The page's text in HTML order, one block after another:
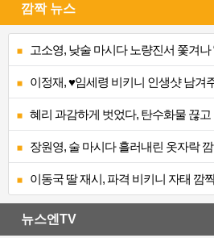
깜짝 뉴스
고소영, 낮술 마시다 노량진서 쫓겨나
이정재, ♥임세령 비키니 인생샷 남
혜리 과감하게 벗었다, 탄수화물 끊고
장원영, 술 마시다 흘러내린 옷자락
이동국 딸 재시, 파격 비키니 자태 깜
뉴스엔TV